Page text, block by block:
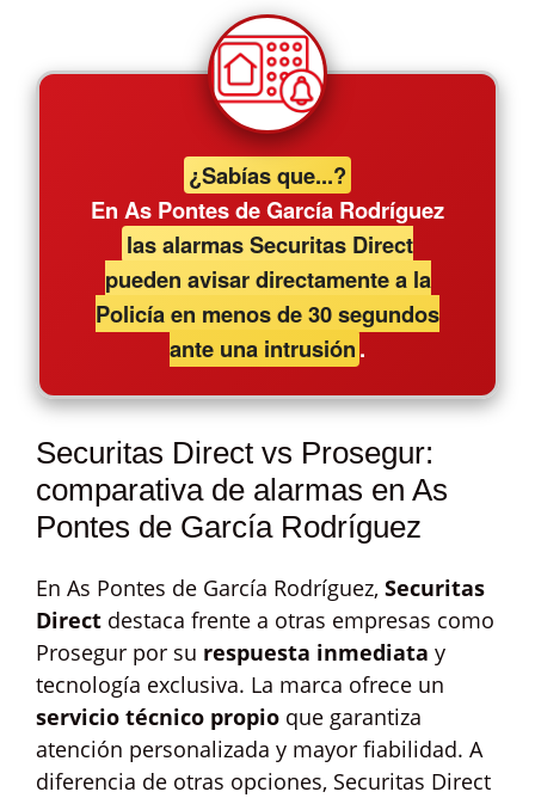
¿Sabías que...?
En As Pontes de García Rodríguez
las alarmas Securitas Direct
pueden avisar directamente a la
Policía en menos de 30 segundos
ante una intrusión.
Securitas Direct vs Prosegur:
comparativa de alarmas en As
Pontes de García Rodríguez
En As Pontes de García Rodríguez, Securitas
Direct destaca frente a otras empresas como
Prosegur por su respuesta inmediata y
tecnología exclusiva. La marca ofrece un
servicio técnico propio que garantiza
atención personalizada y mayor fiabilidad. A
diferencia de otras opciones, Securitas Direct